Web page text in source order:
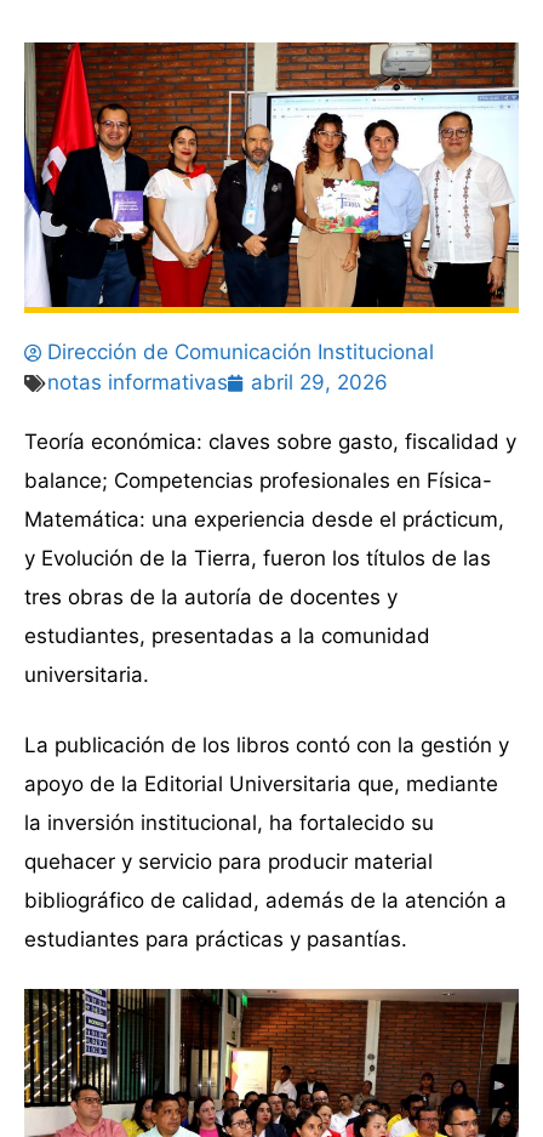
Dirección de Comunicación Institucional
notas informativas
abril 29, 2026
Teoría económica: claves sobre gasto, fiscalidad y
balance; Competencias profesionales en Física-
Matemática: una experiencia desde el prácticum,
y Evolución de la Tierra, fueron los títulos de las
tres obras de la autoría de docentes y
estudiantes, presentadas a la comunidad
universitaria.
La publicación de los libros contó con la gestión y
apoyo de la Editorial Universitaria que, mediante
la inversión institucional, ha fortalecido su
quehacer y servicio para producir material
bibliográfico de calidad, además de la atención a
estudiantes para prácticas y pasantías.